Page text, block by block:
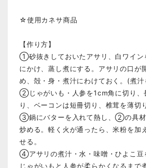
☆使用カネサ商品
【作り方】
①砂抜きしておいたアサリ、白ワイン
にかけ、蒸し煮にする。アサリの口が
め、殻・身・煮汁にわけておく。(煮汁
②じゃがいも・人参を1cm角に切り、
り、ベーコンは短冊切り、椎茸を薄切
③鍋にバターを入れて熱し、②の具材
炒める。軽く火が通ったら、米粉を加
せる。
④アサリの煮汁・水・味噌・ひよこ豆
じゃがいもと人参が柔らかくなるまで